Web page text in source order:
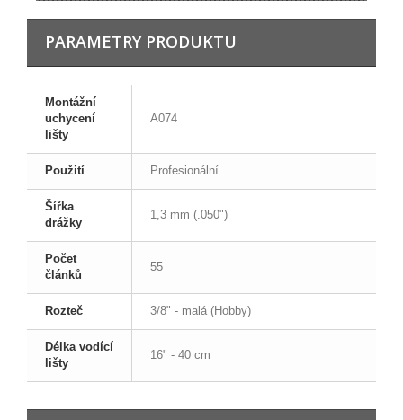
PARAMETRY PRODUKTU
Montážní
uchycení
lišty
A074
Použití Profesionální
Šířka
drážky
1,3 mm (.050")
Počet
článků
55
Rozteč 3/8" - malá (Hobby)
Délka vodící
lišty
16" - 40 cm